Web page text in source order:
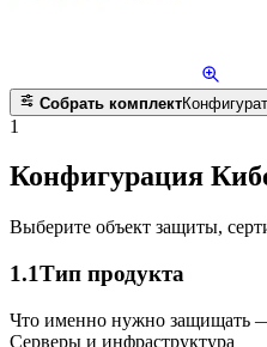
Собрать комплект
1
Конфигурация
Выберите объект защиты,
1.1Тип продукта
Что именно нужно защищать —
Серверы и инфраструктура